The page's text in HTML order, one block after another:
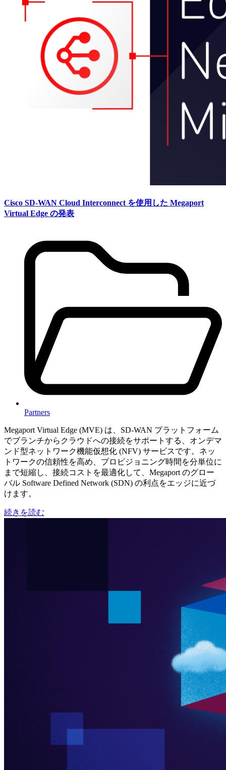
Cisco SD-WAN Cloud Interconnect を使用した Megaport
Virtual Edge の発表
Partners
Megaport Virtual Edge (MVE) は、SD-WAN プラットフォーム
でブランチからクラウドへの接続をサポートする、オンデマ
ンド型ネットワーク機能仮想化 (NFV) サービスです。ネッ
トワークの信頼性を高め、プロビジョニング時間を分単位に
まで短縮し、接続コストを最適化して、Megaport のグロー
バル Software Defined Network (SDN) の利点をエッジに近づ
けます。
続きを読む